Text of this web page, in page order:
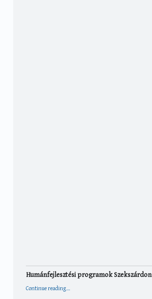
Humánfejlesztési programok Szekszárdon
Continue reading…